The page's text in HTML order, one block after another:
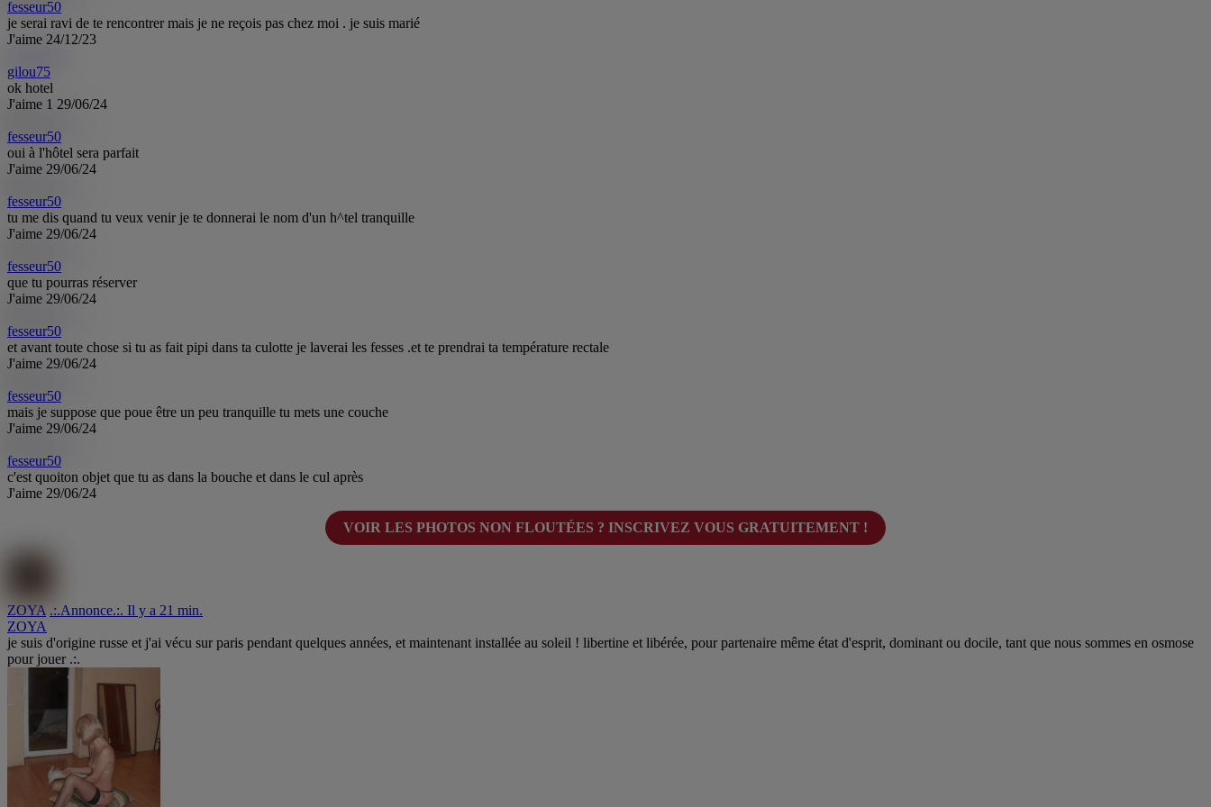
fesseur50
je serai ravi de te rencontrer mais je ne reçois pas chez moi . je suis marié
J'aime 24/12/23
gilou75
ok hotel
J'aime 1 29/06/24
fesseur50
oui à l'hôtel sera parfait
J'aime 29/06/24
fesseur50
tu me dis quand tu veux venir je te donnerai le nom d'un h^tel tranquille
J'aime 29/06/24
fesseur50
que tu pourras réserver
J'aime 29/06/24
fesseur50
et avant toute chose si tu as fait pipi dans ta culotte je laverai les fesses .et te prendrai ta température rectale
J'aime 29/06/24
fesseur50
mais je suppose que poue être un peu tranquille tu mets une couche
J'aime 29/06/24
fesseur50
c'est quoiton objet que tu as dans la bouche et dans le cul après
J'aime 29/06/24
VOIR LES PHOTOS NON FLOUTÉES ? INSCRIVEZ VOUS GRATUITEMENT !
ZOYA .:.Annonce.:. Il y a 21 min.
ZOYA
je suis d'origine russe et j'ai vécu sur paris pendant quelques années, et maintenant installée au soleil ! libertine et libérée, pour partenaire même état d'esprit, dominant ou docile, tant que nous sommes en osmose
pour jouer .:.